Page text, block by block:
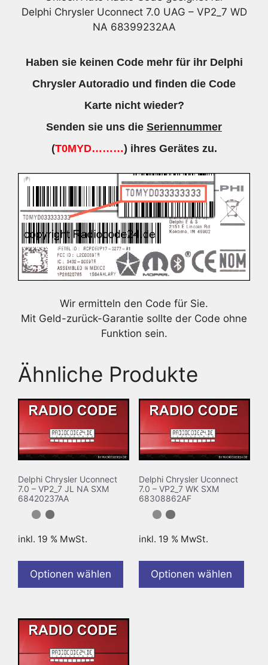
Delphi Chrysler Uconnect 7.0 UAG – VP2_7 WD
NA 68399232AA
Haben sie keinen Code mehr für ihr Delphi
Chrysler Autoradio und finden die Code
Karte nicht wieder?
Senden sie uns die Seriennummer
(T0MYD………) ihres Gerätes zu.
Wir ermitteln den Code für Sie.
Mit Geld-zurück-Garantie sollte der Code ohne
Funktion sein.
Ähnliche Produkte
Delphi Chrysler Uconnect
7.0 – VP2_7 JL NA SXM
68420237AA
inkl. 19 % MwSt.
Optionen wählen
Delphi Chrysler Uconnect
7.0 – VP2_7 WK SXM
68308862AF
inkl. 19 % MwSt.
Optionen wählen